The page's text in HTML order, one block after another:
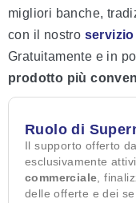
migliori banche,
con il nostro
Gratuitamente e in
prodotto più
Ruolo di
Il supporto offerto
esclusivamente
commerciale,
delle offerte e dei